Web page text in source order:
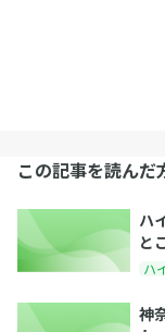
この記事を読んだ
ハ
と
ハ
神